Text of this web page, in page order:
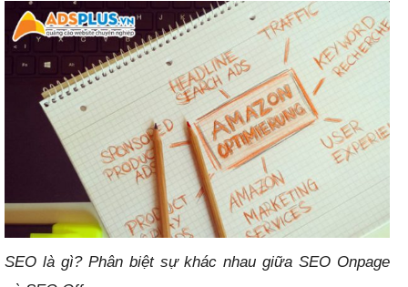
SEO là gì? Phân biệt sự khác nhau giữa SEO Onpage